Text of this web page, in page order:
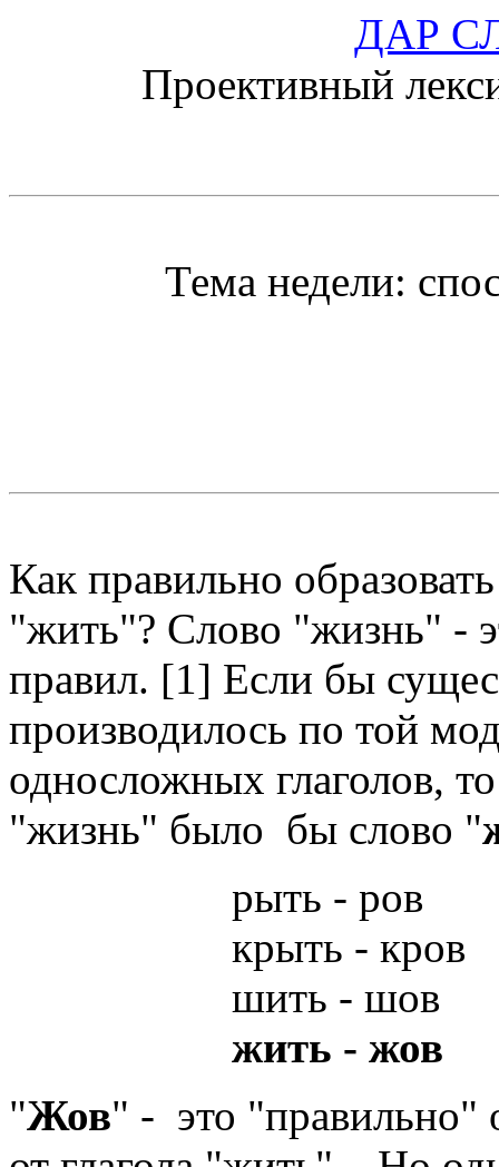
ДАР
Проективный
Тема недели:
Как правильно
"жить"? Слово "жизнь" -
правил. [1] Если бы
производилось по той
односложных глаголов,
"жизнь" было бы слово "
рыть - ров
крыть - кров
шить - шов
жить - жов
"Жов" - это "правильно"